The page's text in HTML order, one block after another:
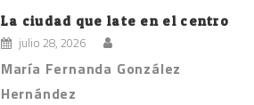
La ciudad que late en el centro
julio 28, 2026
María Fernanda González
Hernández